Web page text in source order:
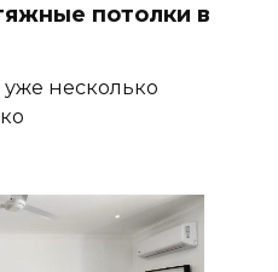
потолки в
несколько